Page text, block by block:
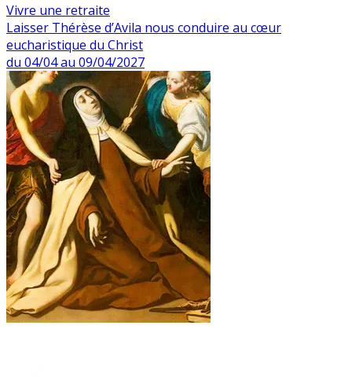
Vivre une retraite
Laisser Thérèse d’Avila nous conduire au cœur
eucharistique du Christ
du 04/04 au 09/04/2027